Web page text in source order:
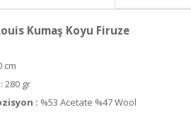
Kumaş Koyu Firuze
cm
: 280 gr
: %53 Acetate %47 Wool